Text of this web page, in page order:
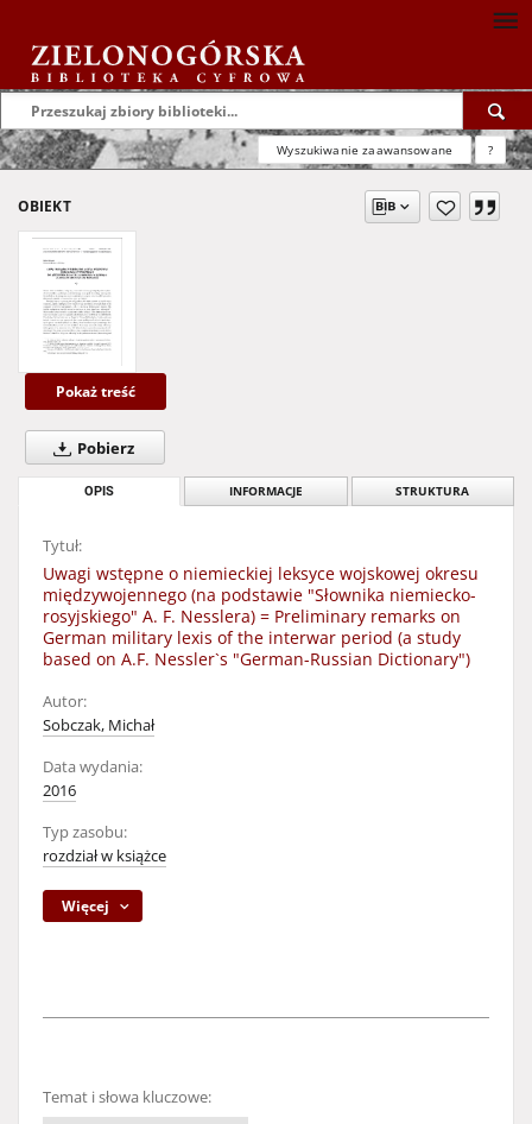
Wyszukiwanie zaawansowane ?
OBIEKT
Pokaż treść
Pobierz
OPIS INFORMACJE STRUKTURA
Tytuł:
Uwagi wstępne o niemieckiej leksyce wojskowej okresu
międzywojennego (na podstawie "Słownika niemiecko-
rosyjskiego" A. F. Nesslera) = Preliminary remarks on
German military lexis of the interwar period (a study
based on A.F. Nessler`s "German-Russian Dictionary")
Autor:
Sobczak, Michał
Data wydania:
2016
Typ zasobu:
rozdział w książce
Więcej
Temat i słowa kluczowe: